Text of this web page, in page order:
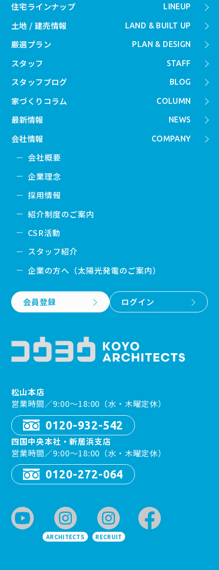
LINEUP
住宅ラインナップ
LAND & BUILT UP
土地 / 建売情報
PLAN & DESIGN
厳選プラン
STAFF
スタッフ
BLOG
スタッフブログ
COLUMN
家づくりコラム
NEWS
最新情報
COMPANY
会社情報
会社概要
企業理念
採用情報
紹介制度のご案内
CSR活動
スタッフ紹介
企業の方へ（太陽光発電のご案内）
会員登録 ログイン
松山本店
営業時間／9:00〜18:00（水・木曜定休）
0120-932-542
四国中央本社・新居浜支店
営業時間／9:00〜18:00（水・木曜定休）
0120-272-064
ARCHITECTS RECRUIT